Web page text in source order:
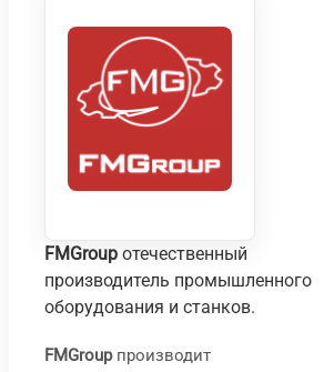
FMGroup отечественный
производитель промышленного
оборудования и станков.
FMGroupпроизводит